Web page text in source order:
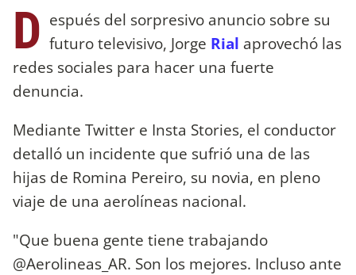
D espués del sorpresivo anuncio sobre su
futuro televisivo, Jorge Rial aprovechó las
redes sociales para hacer una fuerte
denuncia.
Mediante Twitter e Insta Stories, el conductor
detalló un incidente que sufrió una de las
hijas de Romina Pereiro, su novia, en pleno
viaje de una aerolíneas nacional.
"Que buena gente tiene trabajando
@Aerolineas_AR. Son los mejores. Incluso ante